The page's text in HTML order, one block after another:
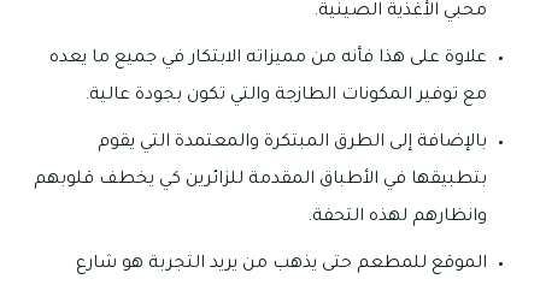
محبي الأغذية الصينية.
علاوة على هذا فأنه من مميزاته الابتكار في جميع ما يعده
مع توفير المكونات الطازجة والتي تكون بجودة عالية.
بالإضافة إلى الطرق المبتكرة والمعتمدة التي يقوم
بتطبيقها في الأطباق المقدمة للزائرين كي يخطف قلوبهم
وانظارهم لهذه التحفة.
الموقع للمطعم حتى يذهب من يريد التجربة هو شارع